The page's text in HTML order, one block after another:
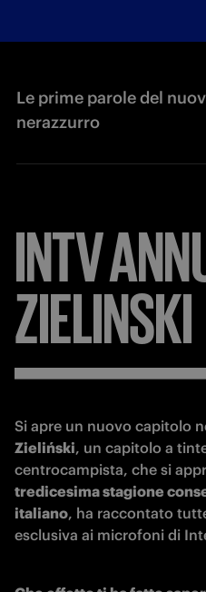
Le prime parole del
nerazzurro
INTV
ZIELINSKI
Si apre un nuovo capitolo
Zieliński, un capitolo a
tredicesima stagione
italiano, ha raccontato
esclusiva ai microfoni di